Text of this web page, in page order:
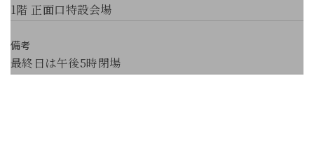
1階 正面口特設会場
備考
最終日は午後5時閉場